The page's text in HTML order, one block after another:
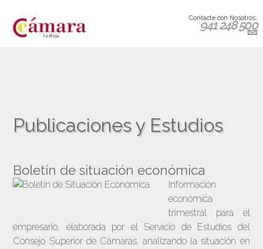
Contacte con Nosotros:
941 248 500
Publicaciones y Estudios
Boletín de situación económica
Información
económica
trimestral para el
empresario, elaborada por el Servicio de Estudios del
Consejo Superior de Cámaras, analizando la situación en